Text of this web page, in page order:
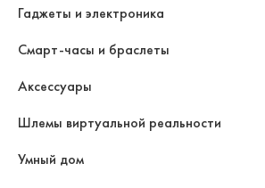
Гаджеты и электроника
Смарт-часы и браслеты
Аксессуары
Шлемы виртуальной реальности
Умный дом